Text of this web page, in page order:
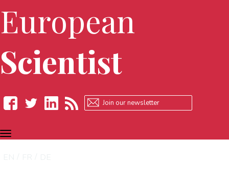
European
Scientist
Facebook
TOGGLE
NAVIGATION